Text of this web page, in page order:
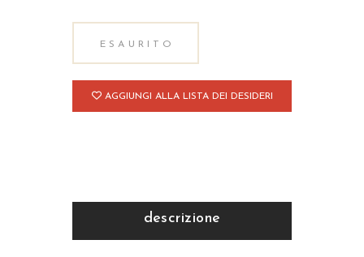
ESAURITO
AGGIUNGI ALLA LISTA DEI DESIDERI
descrizione